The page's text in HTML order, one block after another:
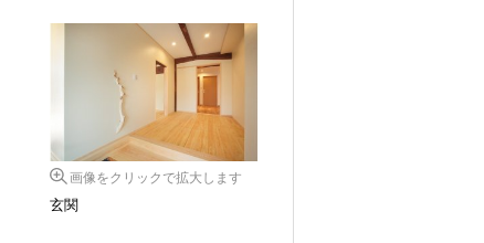
画像をクリックで拡大します
玄関